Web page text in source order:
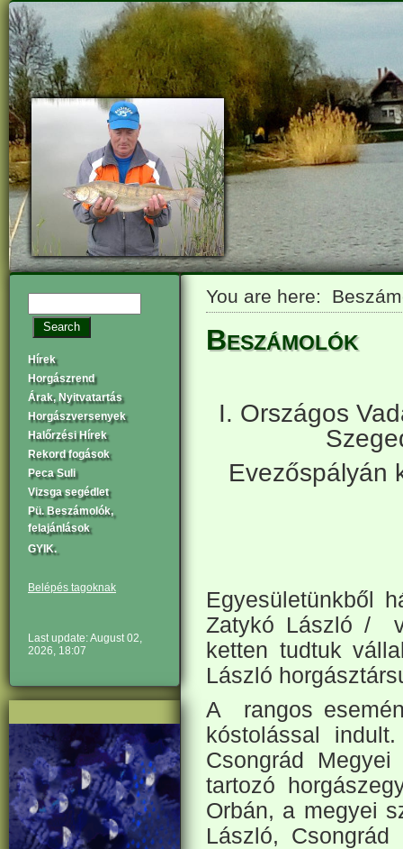
You are here:
Beszámolók
I. Országos
Evezőspályán
Egyesületünkből
Zatykó László /
ketten tudtuk
László
A rangos
kóstolással
Csongrád
tartozó
Orbán, a megyei
László,
Hírek
Horgászrend
Árak, Nyitvatartás
Horgászversenyek
Halőrzési Hírek
Rekord fogások
Peca Suli
Vizsga segédlet
Pü. Beszámolók,
felajánlások
GYIK.
Belépés tagoknak
Last update: August 02,
2026, 18:07